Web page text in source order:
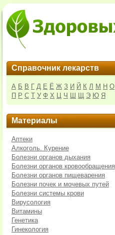
Справочник лекарств
А Б В Г Д Е Ё Ж З И Й К Л М Н О
П Р С Т У Ф Х Ц Ч Ш Щ Э Ю Я
Материалы
Аптеки
Алкоголь. Курение
Болезни органов дыхания
Болезни органов кровообращения
Болезни органов пищеварения
Болезни почек и мочевых путей
Болезни системы крови
Вирусология
Витамины
Генетика
Гинекология